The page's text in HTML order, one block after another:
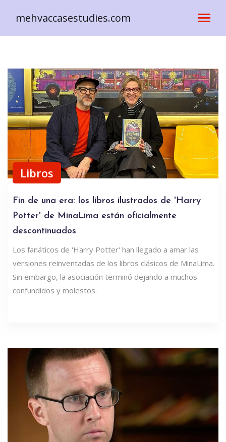
mehvaccasestudies.com
Libros
Fin de una era: los libros ilustrados de 'Harry
Potter' de MinaLima están oficialmente
descontinuados
Los fanáticos de 'Harry Potter' han llegado a amar las
versiones reinventadas de los libros clásicos de MinaLima.
Sin embargo, la asociación terminó dejando a muchos
confundidos y molestos.